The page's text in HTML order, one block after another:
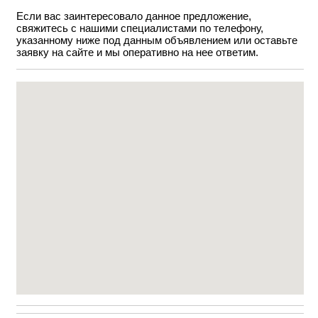
Если вас заинтересовало данное предложение,
свяжитесь с нашими специалистами по телефону,
указанному ниже под данным объявлением или оставьте
заявку на сайте и мы оперативно на нее ответим.